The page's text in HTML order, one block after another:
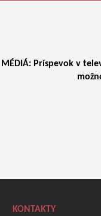
MÉDIÁ: Príspevok v
KONTAKTY